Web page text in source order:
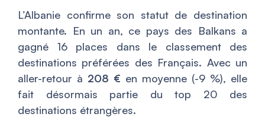
L’Albanie confirme son statut de destination
montante. En un an, ce pays des Balkans a
gagné 16 places dans le classement des
destinations préférées des Français. Avec un
aller-retour à 208 € en moyenne (-9 %), elle
fait désormais partie du top 20 des
destinations étrangères.